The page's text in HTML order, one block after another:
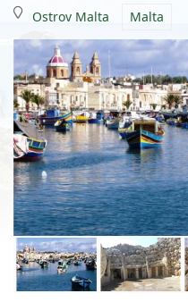
Ostrov Malta Malta